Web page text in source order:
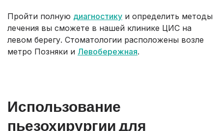
Пройти полную диагностику и определить методы
лечения вы сможете в нашей клинике ЦИС на
левом берегу. Стоматологии расположены возле
метро Позняки и Левобережная.
Использование
пьезохирургии для